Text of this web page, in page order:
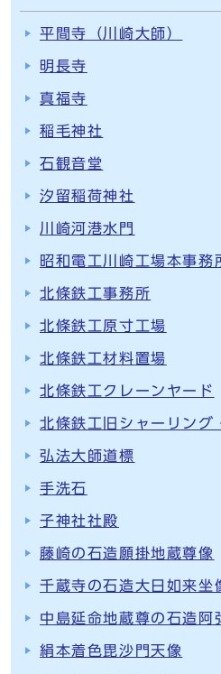
平間寺（川崎大師）
明長寺
真福寺
稲毛神社
石観音堂
汐留稲荷神社
川崎河港水門
昭和電工川崎工場本事務
北條鉄工事務所
北條鉄工原寸工場
北條鉄工材料置場
北條鉄工クレーンヤード
北條鉄工旧シャーリング
弘法大師道標
手洗石
子神社社殿
藤崎の石造願掛地蔵尊像
千蔵寺の石造大日如来坐
中島延命地蔵尊の石造阿
絹本着色毘沙門天像